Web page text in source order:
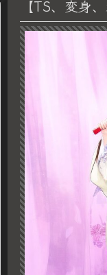
【TS、変身